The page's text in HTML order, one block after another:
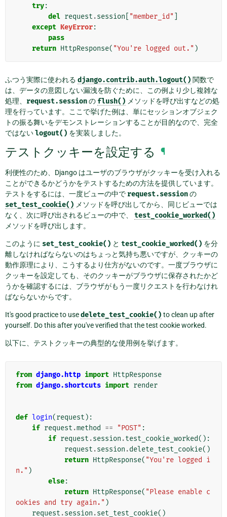
try:
del request .session "member_id"
except KeyError:
pass
return HttpResponse( "You're logged out." )
ふつう実際に使われる django.contrib.auth.logout() 関数で
は、データの意図しない漏洩を防ぐために、この例より少し複雑な
処理、 request.sessionの flush() メソッドを呼び出すなどの処
理を行っています。ここで挙げた例は、単にセッションオブジェク
トの振る舞いをデモンストレーションすることが目的なので、完全
ではないlogout() を実装しました。
テストクッキーを設定する ¶
利便性のため、Django はユーザのブラウザがクッキーを受け入れる
ことができるかどうかをテストするための方法を提供しています。
テストをするには、一度ビューの中で request.sessionの
set_test_cookie() メソッドを呼び出してから、同じビューでは
なく、次に呼び出されるビューの中で、 test_cookie_worked()
メソッドを呼び出します。
このように set_test_cookie() と test_cookie_worked() を分
離しなければならないのはちょっと気持ち悪いですが、クッキーの
動作原理により、こうするより仕方がないのです。一度ブラウザに
クッキーを設定しても、そのクッキーがブラウザに保存されたかど
うかを確認するには、ブラウザがもう一度リクエストを行わなけれ
ばならないからです。
It's good practice to usedelete_test_cookie() to clean up after
yourself. Do this after you've verified that the test cookie worked.
以下に、テストクッキーの典型的な使用例を挙げます。
from django.http import HttpResponse
from django.shortcuts import render
def login(request ):
if request .method == "POST" :
if request .session .test_cookie_worked():
request .session .delete_test_cookie()
return HttpResponse( "You're logged i
n." )
else:
return HttpResponse( "Please enable c
ookies and try again." )
request .session .set_test_cookie()